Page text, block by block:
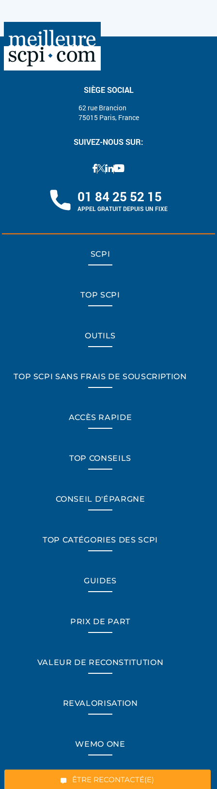
“Excellent”, 165 avis
ÊTRE RECONTACTÉ(E)
SIÈGE SOCIAL
62 rue Brancion
75015 Paris, France
SUIVEZ-NOUS SUR:
01 84 25 52 15
APPEL GRATUIT DEPUIS UN FIXE
SCPI
TOP SCPI
OUTILS
TOP SCPI SANS FRAIS DE SOUSCRIPTION
ACCÈS RAPIDE
TOP CONSEILS
CONSEIL D'ÉPARGNE
TOP CATÉGORIES DES SCPI
GUIDES
PRIX DE PART
VALEUR DE RECONSTITUTION
REVALORISATION
WEMO ONE